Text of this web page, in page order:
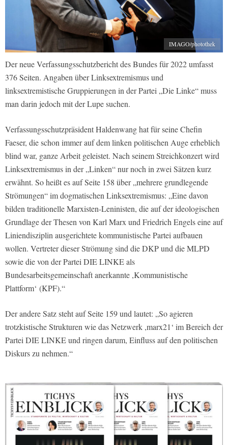
IMAGO/photothek
Der neue Verfassungsschutzbericht des Bundes für 2022 umfasst
376 Seiten. Angaben über Linksextremismus und
linksextremistische Gruppierungen in der Partei „Die Linke“ muss
man darin jedoch mit der Lupe suchen.
Verfassungsschutzpräsident Haldenwang hat für seine Chefin
Faeser, die schon immer auf dem linken politischen Auge erheblich
blind war, ganze Arbeit geleistet. Nach seinem Streichkonzert wird
Linksextremismus in der „Linken“ nur noch in zwei Sätzen kurz
erwähnt. So heißt es auf Seite 158 über „mehrere grundlegende
Strömungen“ im dogmatischen Linksextremismus: „Eine davon
bilden traditionelle Marxisten-Leninisten, die auf der ideologischen
Grundlage der Thesen von Karl Marx und Friedrich Engels eine auf
Liniendisziplin ausgerichtete kommunistische Partei aufbauen
wollen. Vertreter dieser Strömung sind die DKP und die MLPD
sowie die von der Partei DIE LINKE als
Bundesarbeitsgemeinschaft anerkannte ,Kommunistische
Plattform‘ (KPF).“
Der andere Satz steht auf Seite 159 und lautet: „So agieren
trotzkistische Strukturen wie das Netzwerk ,marx21‘ im Bereich der
Partei DIE LINKE und ringen darum, Einfluss auf den politischen
Diskurs zu nehmen.“